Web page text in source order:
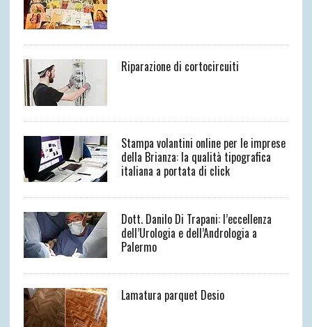
Riparazione di cortocircuiti
Stampa volantini online per le imprese
della Brianza: la qualità tipografica
italiana a portata di click
Dott. Danilo Di Trapani: l’eccellenza
dell’Urologia e dell’Andrologia a
Palermo
Lamatura parquet Desio